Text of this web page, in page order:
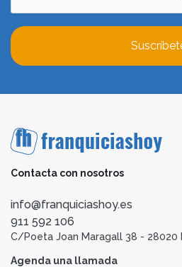
Contacta con nosotros
info@franquiciashoy.es
911 592 106
C/Poeta Joan Maragall 38 - 28020
Agenda una llamada